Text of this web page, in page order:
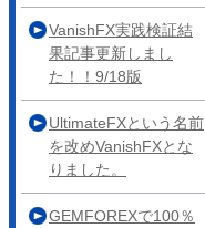
VanishFX実践検証結
果記事更新しまし
た！！9/18版
UltimateFXという名前
を改めVanishFXとな
りました。
GEMFOREXで100％